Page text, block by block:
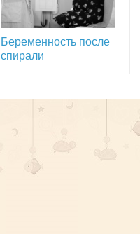
Беременность после
спирали